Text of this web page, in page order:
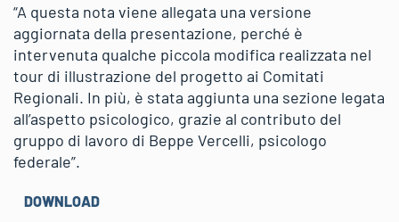
“A questa nota viene allegata una versione
aggiornata della presentazione, perché è
intervenuta qualche piccola modifica realizzata nel
tour di illustrazione del progetto ai Comitati
Regionali. In più, è stata aggiunta una sezione legata
all’aspetto psicologico, grazie al contributo del
gruppo di lavoro di Beppe Vercelli, psicologo
federale”.
DOWNLOAD